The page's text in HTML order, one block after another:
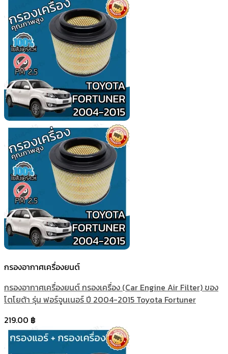
กรองอากาศเครื่องยนต์
กรองอากาศเครื่องยนต์ กรองเครื่อง (Car Engine Air Filter) ของ
โตโยต้า รุ่น ฟอร์จูนเนอร์ ปี 2004-2015 Toyota Fortuner
219.00 ฿